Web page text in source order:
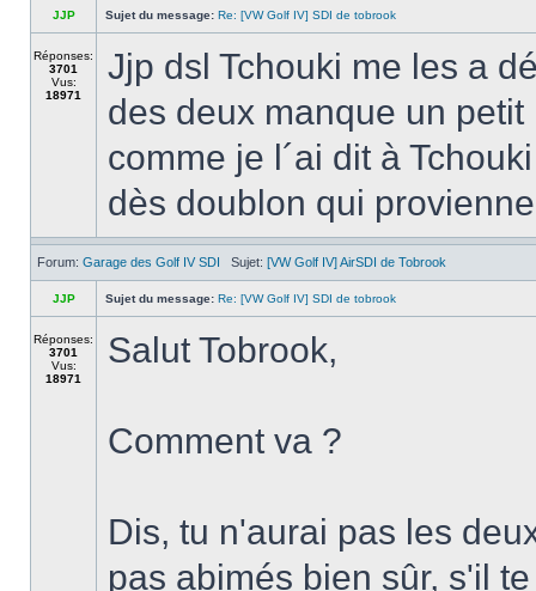
JJP Sujet du message: Re: [VW Golf IV] SDI de tobrook
Réponses:
3701
Vus:
18971
Jjp dsl Tchouki me les a
des deux manque un
comme je l´ai dit à
dès doublon qui
Forum: Garage des Golf IV SDI Sujet: [VW Golf IV] AirSDI de Tobrook
JJP Sujet du message: Re: [VW Golf IV] SDI de tobrook
Réponses:
3701
Vus:
18971
Salut Tobrook,
Comment va ?
Dis, tu n'aurai pas les
pas abimés bien sûr, s'il